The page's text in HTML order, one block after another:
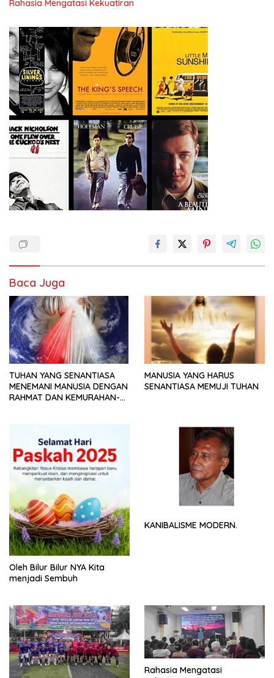
Rahasia Mengatasi Kekuatiran
Baca Juga
TUHAN YANG SENANTIASA
MENEMANI MANUSIA DENGAN
RAHMAT DAN KEMURAHAN-
MANUSIA YANG HARUS
SENANTIASA MEMUJI TUHAN
Oleh Bilur Bilur NYA Kita
menjadi Sembuh
KANIBALISME MODERN.
Rahasia Mengatasi